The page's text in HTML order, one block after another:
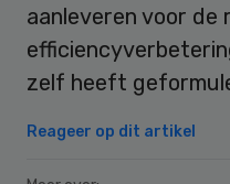
aanleveren voor de
zelf heeft
Reageer op dit artikel